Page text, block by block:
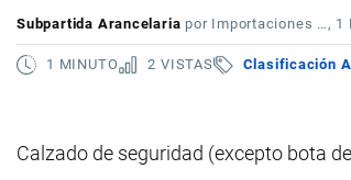
Subpartida Arancelaria por Importaciones …, 1
1 MINUTO 2 VISTAS Clasificación
Calzado de seguridad (excepto bota